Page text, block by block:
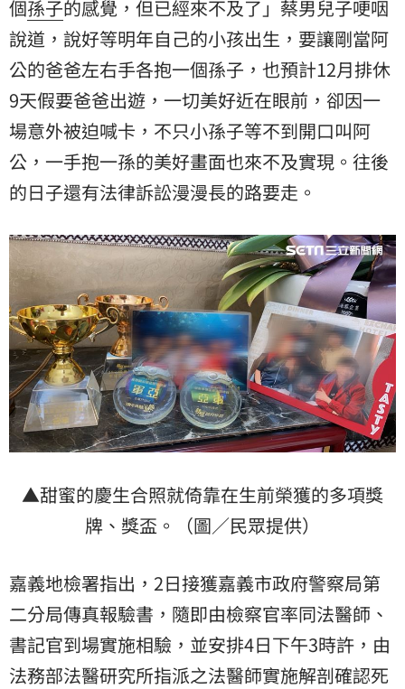
個孫子的感覺，但已經來不及了」蔡男兒子哽咽
說道，說好等明年自己的小孩出生，要讓剛當阿
公的爸爸左右手各抱一個孫子，也預計12月排休
9天假要爸爸出遊，一切美好近在眼前，卻因一
場意外被迫喊卡，不只小孫子等不到開口叫阿
公，一手抱一孫的美好畫面也來不及實現。往後
的日子還有法律訴訟漫漫長的路要走。
▲甜蜜的慶生合照就倚靠在生前榮獲的多項獎
牌、獎盃。（圖／民眾提供）
嘉義地檢署指出，2日接獲嘉義市政府警察局第
二分局傳真報驗書，隨即由檢察官率同法醫師、
書記官到場實施相驗，並安排4日下午3時許，由
法務部法醫研究所指派之法醫師實施解剖確認死